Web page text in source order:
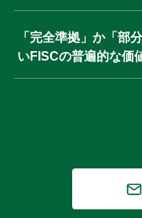
「完全準拠」か「部
いFISCの普遍的な価